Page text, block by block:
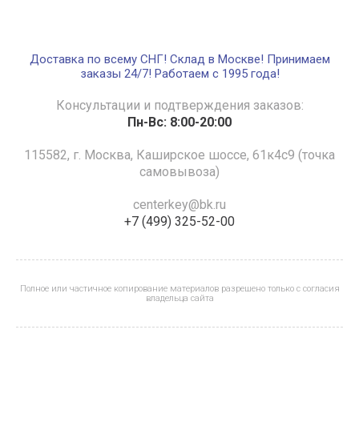
Доставка по всему СНГ! Склад в Москве! Принимаем
заказы 24/7! Работаем с 1995 года!
Консультации и подтверждения заказов:
Пн-Вс: 8:00-20:00
115582, г. Москва, Каширское шоссе, 61к4с9 (точка
самовывоза)
centerkey@bk.ru
+7 (499) 325-52-00
Полное или частичное копирование материалов разрешено только с согласия
владельца сайта